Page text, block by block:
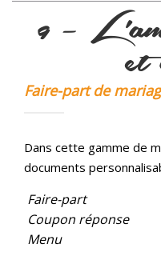
9 –
Faire-part de
Dans cette gamme de
documents
Faire-part
Coupon réponse
Menu